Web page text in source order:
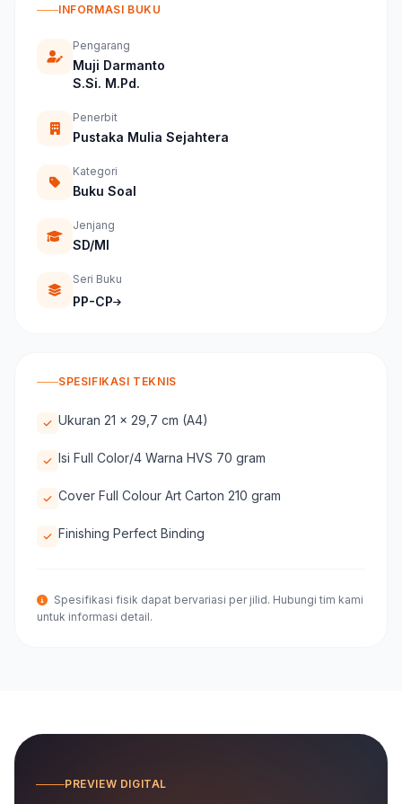
INFORMASI BUKU
Pengarang
Muji Darmanto
S.Si. M.Pd.
Penerbit
Pustaka Mulia Sejahtera
Kategori
Buku Soal
Jenjang
SD/MI
Seri Buku
PP-CP
SPESIFIKASI TEKNIS
Ukuran 21 x 29,7 cm (A4)
Isi Full Color/4 Warna HVS 70 gram
Cover Full Colour Art Carton 210 gram
Finishing Perfect Binding
Spesifikasi fisik dapat bervariasi per jilid. Hubungi tim kami
untuk informasi detail.
PREVIEW DIGITAL